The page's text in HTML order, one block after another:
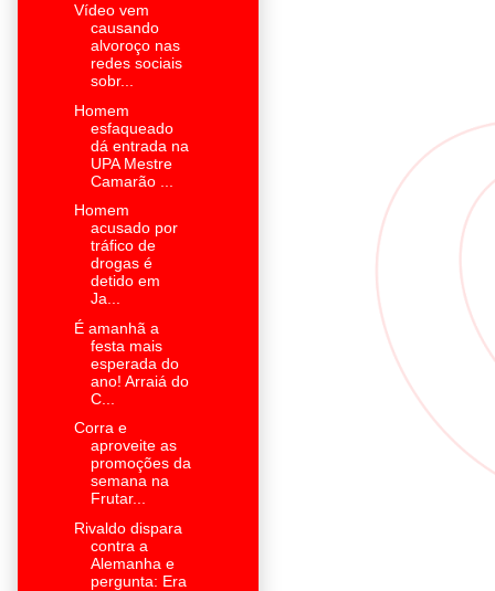
Vídeo vem
causando
alvoroço nas
redes sociais
sobr...
Homem
esfaqueado
dá entrada na
UPA Mestre
Camarão ...
Homem
acusado por
tráfico de
drogas é
detido em
Ja...
É amanhã a
festa mais
esperada do
ano! Arraiá do
C...
Corra e
aproveite as
promoções da
semana na
Frutar...
Rivaldo dispara
contra a
Alemanha e
pergunta: Era